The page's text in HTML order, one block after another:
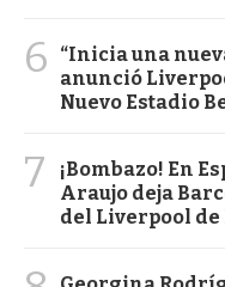
6
“Inicia una
anunció
Nuevo Estadio
7
¡Bombazo! En
Araujo deja
del Liverpool